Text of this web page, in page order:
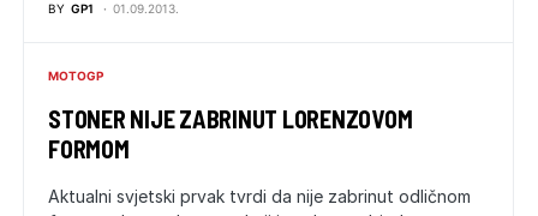
BY GP1 01.09.2013.
MOTOGP
STONER NIJE ZABRINUT LORENZOVOM
FORMOM
Aktualni svjetski prvak tvrdi da nije zabrinut odličnom